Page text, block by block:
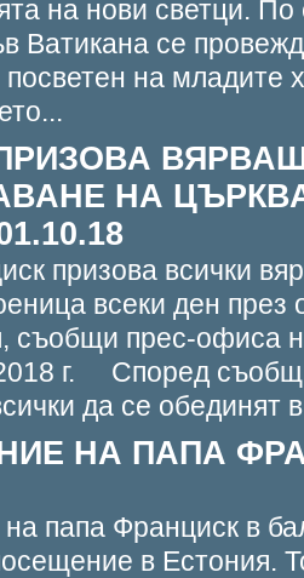
на нови светци.
Ватикана се
посветен на младите
НА
призова всички
всеки ден през
съобщи прес-офиса
г. Според
да се обединят
НА ПАПА
папа Франциск в
в Естония.